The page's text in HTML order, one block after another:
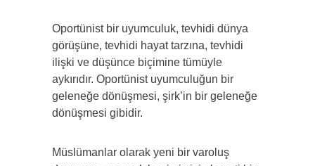
Oportünist bir uyumculuk, tevhidi dünya
görüşüne, tevhidi hayat tarzına, tevhidi
ilişki ve düşünce biçimine tümüyle
aykırıdır. Oportünist uyumculuğun bir
geleneğe dönüş­mesi, şirk’in bir geleneğe
dönüşmesi gibidir.
Müslümanlar olarak yeni bir varoluş